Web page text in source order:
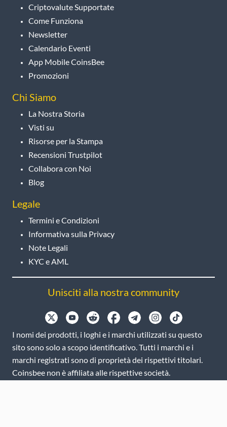
Criptovalute Supportate
Come Funziona
Newsletter
Calendario Eventi
App Mobile CoinsBee
Promozioni
Chi Siamo
La Nostra Storia
Visti su
Risorse per la Stampa
Recensioni Trustpilot
Collabora con Noi
Blog
Legale
Termini e Condizioni
Informativa sulla Privacy
Note Legali
KYC e AML
Unisciti alla nostra community
I nomi dei prodotti, i loghi e i marchi utilizzati su questo
sito sono solo a scopo identificativo. Tutti i marchi e i
marchi registrati sono di proprietà dei rispettivi titolari.
Coinsbee non è affiliata alle rispettive società.